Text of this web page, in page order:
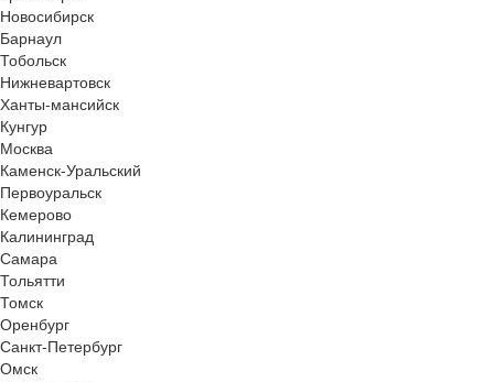
Новосибирск
Барнаул
Тобольск
Нижневартовск
Ханты-мансийск
Кунгур
Москва
Каменск-Уральский
Первоуральск
Кемерово
Калининград
Самара
Тольятти
Томск
Оренбург
Санкт-Петербург
Омск